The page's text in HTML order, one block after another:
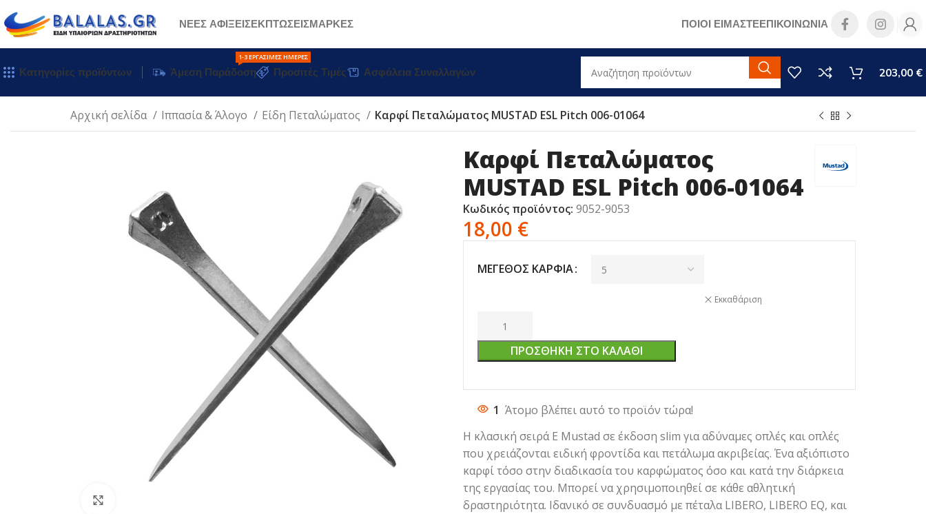
ΝΕΕΣ ΑΦΙΞΕΙΣΕΚΠΤΩΣΕΙΣΜΑΡΚΕΣ ΠΟΙΟΙ ΕΙΜΑΣΤΕΕΠΙΚΟΙΝΩΝΙΑ
Κατηγορίες προϊόντων Άμεση Παράδοση
1-3 ΕΡΓΆΣΙΜΕΣ ΗΜΈΡΕΣ
Προσιτές Τιμές Ασφάλεια Συναλλαγών 203,00 €
Αρχική σελίδα Ιππασία & Άλογο Είδη Πεταλώματος Καρφί Πεταλώματος MUSTAD ESL Pitch 006-01064
Καρφί Πεταλώματος
MUSTAD ESL Pitch 006-01064
Κωδικός προϊόντος: 9052-9053
18,00 €
ΜΈΓΕΘΟΣ ΚΑΡΦΙΆ
Εκκαθάριση
ΠΡΟΣΘΉΚΗ ΣΤΟ ΚΑΛΆΘΙ
1 Άτομο βλέπει αυτό το προϊόν τώρα!
Η κλασική σειρά Ε Mustad σε έκδοση slim για αδύναμες οπλές και οπλές
που χρειάζονται ειδική φροντίδα και πετάλωμα ακριβείας. Ένα αξιόπιστο
καρφί τόσο στην διαδικασία του καρφώματος όσο και κατά την διάρκεια
της εργασίας του. Μπορεί να χρησιμοποιηθεί σε κάθε αθλητική
δραστηριότητα. Ιδανικό σε συνδυασμό με πέταλα LIBERO, LIBERO EQ, και